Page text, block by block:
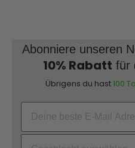
Abonniere unseren
10% Rabatt für
Übrigens du hast100